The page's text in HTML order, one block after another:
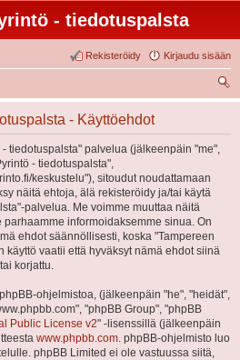
- tiedotuspalsta
Kirjaudu sisään
Rekisteröidy
tsi
- Käyttöehdot
tiedotuspalsta" palvelua (jälkeenpäin "me",
- tiedotuspalsta",
keskustelu"), sitoudut noudattamaan
näitä ehtoja, älä rekisteröidy ja/tai käytä
palvelua. Me voimme muuttaa näitä
informoidaksemme sinua. On
ehdot säännöllisesti, koska "Tampereen
käyttö vaatii että hyväksyt nämä ehdot siinä
korjattu.
ohjelmistoa, (jälkeenpäin "he", "heidät",
"phpBB Group", "phpBB
Public License v2" -lisenssillä (jälkeenpäin
www.phpbb.com. phpBB-ohjelmisto luo
phpBB Limited ei ole vastuussa siitä,